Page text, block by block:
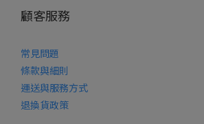
顧客服務
常見問題
條款與細則
運送與服務方式
退換貨政策